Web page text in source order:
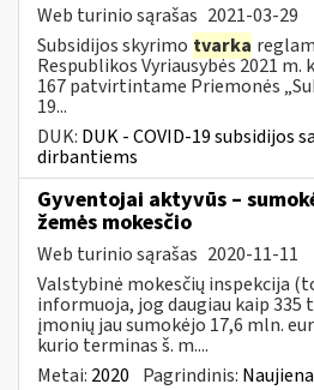
Web turinio sąrašas 2021-03-29
Subsidijos skyrimo tvarka
Respublikos Vyriausybės 2021 m.
167 patvirtintame Priemonės
19...
DUK: DUK - COVID-19 subsidijos
dirbantiems
Gyventojai aktyvūs –
žemės mokesčio
Web turinio sąrašas 2020-11-11
Valstybinė mokesčių inspekcija
informuoja, jog daugiau kaip 335
įmonių jau sumokėjo 17,6 mln.
kurio terminas š. m....
Metai: 2020 Pagrindinis: Naujiena